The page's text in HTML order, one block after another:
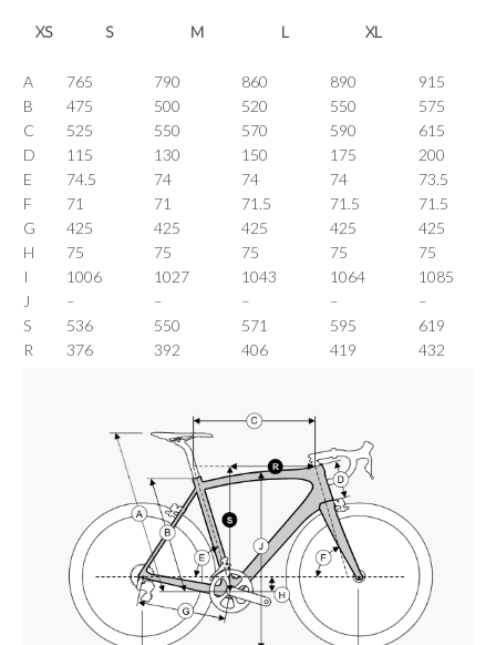
XS S M L XL
A 765 790 860 890
915
B
475 500 520 550
575
C
525 550 570 590
615
D
115 130 150 175
200
E
74.5 74 74 74
73.5
F
71 71 71.5 71.5
71.5
G
425 425 425 425
425
H
75 75 75 75
75
I
1006 1027 1043 1064
1085
J
– – – –
–
S
536 550 571 595
619
R
376 392 406 419 432